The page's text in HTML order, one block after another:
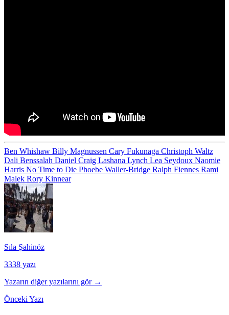
Ben Whishaw Billy Magnussen Cary Fukunaga Christoph Waltz
Dali Benssalah Daniel Craig Lashana Lynch Lea Seydoux Naomie
Harris No Time to Die Phoebe Waller-Bridge Ralph Fiennes Rami
Malek Rory Kinnear
Sıla Şahinöz
3338 yazı
Yazarın diğer yazılarını gör →
Önceki Yazı